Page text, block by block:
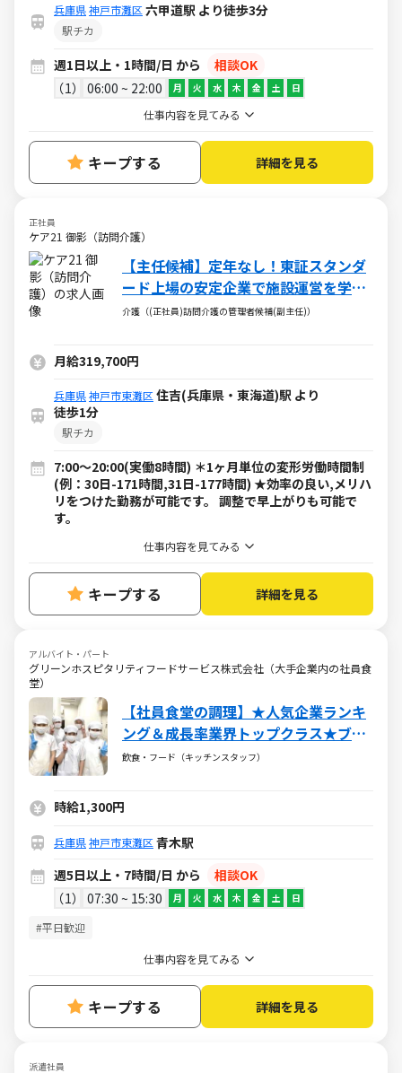
兵庫県神戸市灘区 六甲道駅 より徒歩3分
駅チカ
週1日以上・1時間/日 から
相談OK
1
06:00 ~ 22:00 月 火 水 木 金 土 日
仕事内容を見てみる
キープする 詳細を見る
正社員
ケア21 御影（訪問介護）
【主任候補】定年なし！東証スタンダ
ード上場の安定企業で施設運営を学ぶ
◎キャリアUP応援
介護（(正社員)訪問介護の管理者候補(副主任)）
月給319,700円
兵庫県神戸市東灘区 住吉(兵庫県・東海道)駅 より
徒歩1分
駅チカ
7:00～20:00(実働8時間) ＊1ヶ月単位の変形労働時間制
(例：30日-171時間,31日-177時間) ★効率の良い,メリハ
リをつけた勤務が可能です。 調整で早上がりも可能で
す。
仕事内容を見てみる
キープする 詳細を見る
アルバイト・パート
グリーンホスピタリティフードサービス株式会社（大手企業内の社員食
堂）
【社員食堂の調理】★人気企業ランキ
ング＆成長率業界トップクラス★ブラ
ンクOK★お得な社割★安定の老舗企業
飲食・フード（キッチンスタッフ）
時給1,300円
兵庫県神戸市東灘区 青木駅
週5日以上・7時間/日 から
相談OK
1
07:30 ~ 15:30 月 火 水 木 金 土 日
#平日歓迎
仕事内容を見てみる
キープする 詳細を見る
派遣社員